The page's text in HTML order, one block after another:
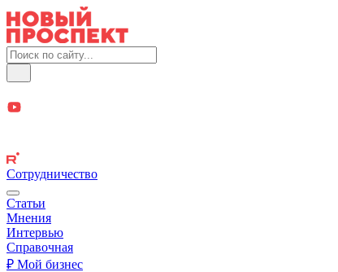
Сотрудничество
Статьи
Мнения
Интервью
Справочная
₽ Мой бизнес